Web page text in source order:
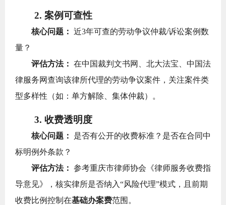
2. 案例可查性
核心问题： 近3年可查的劳动争议仲裁/诉讼案例数
量？
评估方法： 在中国裁判文书网、北大法宝、中国法
律服务网查询该律所代理的劳动争议案件，关注案件类
型多样性（如：单方解除、集体仲裁）。
3. 收费透明度
核心问题：
是否有公开的收费标准？是否在合同中
标明例外条款？
评估方法： 参考重庆市律师协会《律师服务收费指
导意见》，核实律所是否纳入“风险代理”模式，且前期
收费比例控制在基础办案费范围。